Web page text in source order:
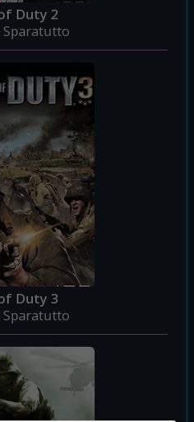
Duty 2
Sparatutto
Duty 3
Sparatutto